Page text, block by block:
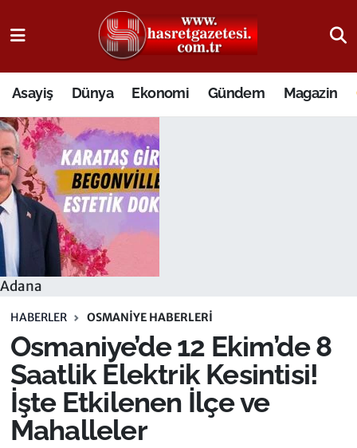
Asayiş Dünya Ekonomi Gündem Magazin
Adana
HABERLER OSMANIYE HABERLERI
Osmaniye’de 12 Ekim’de 8
Saatlik Elektrik Kesintisi!
İşte Etkilenen İlçe ve
Mahalleler
Osmaniye Nöbetçi Eczaneler
Osmaniye Hava Durumu
Osmaniye Trafik Yoğunluk Haritası
Süper Lig Puan Durumu ve Fikstür
Tüm Manşetler
Son Dakika Haberleri